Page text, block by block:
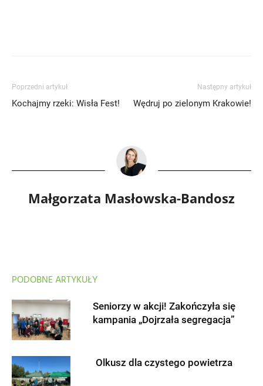
Poprzedni artykuł
Kochajmy rzeki: Wisła Fest!
Następny artykuł
Wędruj po zielonym Krakowie!
Małgorzata Masłowska-Bandosz
PODOBNE ARTYKUŁY
Seniorzy w akcji! Zakończyła się
kampania „Dojrzała segregacja”
Olkusz dla czystego powietrza